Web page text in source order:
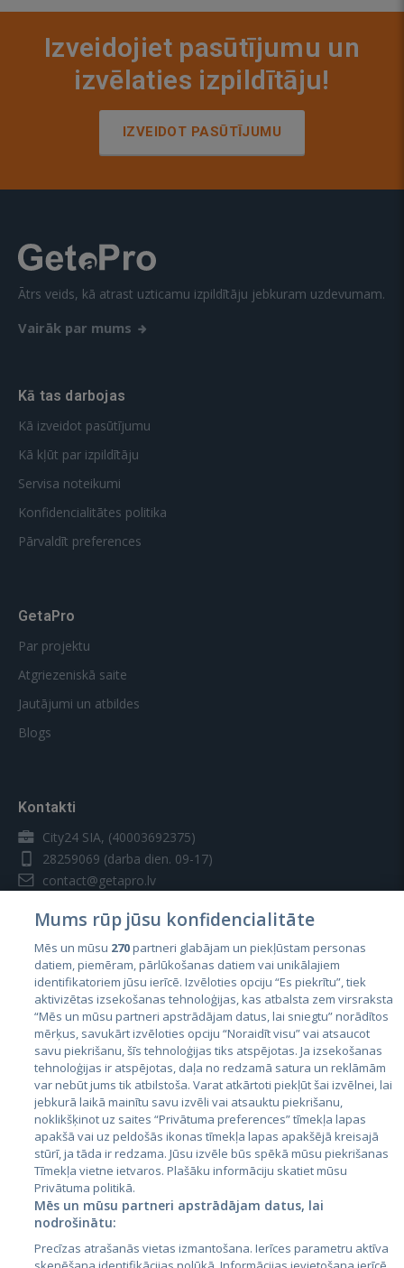
Izveidojiet pasūtījumu un
izvēlaties izpildītāju!
IZVEIDOT PASŪTĪJUMU
Ātrs veids, kā atrast uzticamu izpildītāju jebkuram uzdevumam.
Vairāk par mums
Kā tas darbojas
Kā izveidot pasūtījumu
Kā kļūt par izpildītāju
Servisa noteikumi
Konfidencialitātes politika
Pārvaldīt preferences
GetaPro
Par projektu
Atgriezeniskā saite
Jautājumi un atbildes
Blogs
Kontakti
City24 SIA, (40003692375)
28259069 (darba dien. 09-17)
contact@getapro.lv
Valstis
Igaunija
Latvija
Lietuva
City24.lv
City24.ee
CVbankas.lt
Kainos.lt
Mums rūp jūsu konfidencialitāte
Mēs un mūsu 270partneri glabājam un piekļūstam personas
datiem, piemēram, pārlūkošanas datiem vai unikālajiem
identifikatoriem jūsu ierīcē. Izvēloties opciju “Es piekrītu”, tiek
aktivizētas izsekošanas tehnoloģijas, kas atbalsta zem virsraksta
“Mēs un mūsu partneri apstrādājam datus, lai sniegtu” norādītos
mērķus, savukārt izvēloties opciju “Noraidīt visu” vai atsaucot
savu piekrišanu, šīs tehnoloģijas tiks atspējotas. Ja izsekošanas
tehnoloģijas ir atspējotas, daļa no redzamā satura un reklāmām
var nebūt jums tik atbilstoša. Varat atkārtoti piekļūt šai izvēlnei, lai
jebkurā laikā mainītu savu izvēli vai atsauktu piekrišanu,
noklikšķinot uz saites “Privātuma preferences” tīmekļa lapas
apakšā vai uz peldošās ikonas tīmekļa lapas apakšējā kreisajā
stūrī, ja tāda ir redzama. Jūsu izvēle būs spēkā mūsu piekrišanas
Tīmekļa vietne ietvaros. Plašāku informāciju skatiet mūsu
Privātuma politikā.
Mēs un mūsu partneri apstrādājam datus, lai
nodrošinātu:
Precīzas atrašanās vietas izmantošana. Ierīces parametru aktīva